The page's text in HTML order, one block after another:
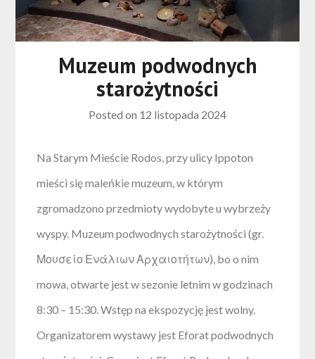
Muzeum podwodnych
starożytności
Posted on 12 listopada 2024
Na Starym Mieście Rodos, przy ulicy Ippoton
mieści się maleńkie muzeum, w którym
zgromadzono przedmioty wydobyte u wybrzeży
wyspy. Muzeum podwodnych starożytności (gr.
Μουσείο Ενάλιων Αρχαιοτήτων), bo o nim
mowa, otwarte jest w sezonie letnim w godzinach
8:30 – 15:30. Wstęp na ekspozycję jest wolny.
Organizatorem wystawy jest Eforat podwodnych